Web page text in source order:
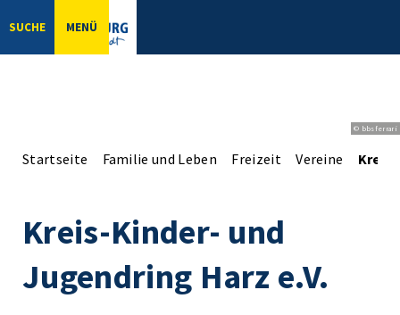
SUCHE MENÜ
© bbsferrari
Startseite Familie und Leben Freizeit Vereine
Kreis-Kinder- und
Jugendring Harz e.V.